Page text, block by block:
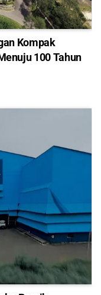
Kompak
100 Tahun